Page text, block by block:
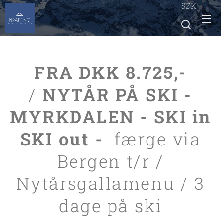
SØK
FRA DKK 8.725,-
/ NYTÅR PÅ SKI -
MYRKDALEN - SKI in
SKI out - færge via
Bergen t/r /
Nytårsgallamenu / 3
dage på ski